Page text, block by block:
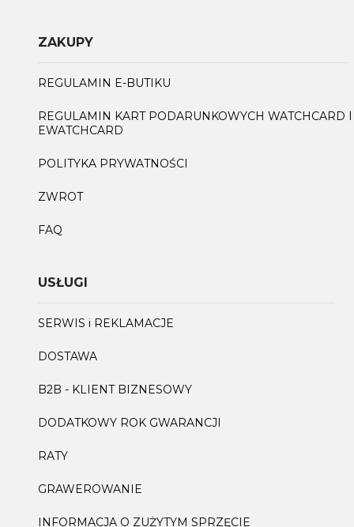
ZAKUPY
REGULAMIN E-BUTIKU
REGULAMIN KART PODARUNKOWYCH WATCHCARD I
EWATCHCARD
POLITYKA PRYWATNOŚCI
ZWROT
FAQ
USŁUGI
SERWIS i REKLAMACJE
DOSTAWA
B2B - KLIENT BIZNESOWY
DODATKOWY ROK GWARANCJI
RATY
GRAWEROWANIE
INFORMACJA O ZUŻYTYM SPRZĘCIE